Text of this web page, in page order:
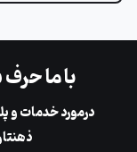
با ما
در‌مورد خدمات و